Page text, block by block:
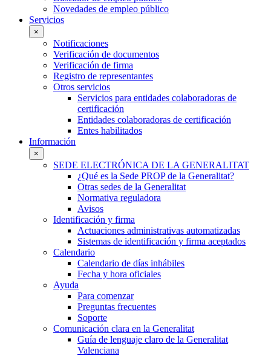
Novedades de empleo público
Servicios
×
Notificaciones
Verificación de documentos
Verificación de firma
Registro de representantes
Otros servicios
Servicios para entidades colaboradoras de
certificación
Entidades colaboradoras de certificación
Entes habilitados
Información
×
SEDE ELECTRÓNICA DE LA GENERALITAT
¿Qué es la Sede PROP de la Generalitat?
Otras sedes de la Generalitat
Normativa reguladora
Avisos
Identificación y firma
Actuaciones administrativas automatizadas
Sistemas de identificación y firma aceptados
Calendario
Calendario de días inhábiles
Fecha y hora oficiales
Ayuda
Para comenzar
Preguntas frecuentes
Soporte
Comunicación clara en la Generalitat
Guía de lenguaje claro de la Generalitat
Valenciana